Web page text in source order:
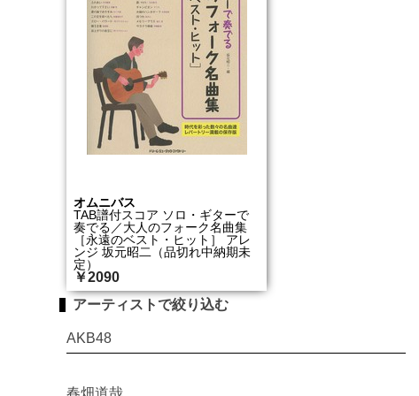
オムニバス
TAB譜付スコア ソロ・ギターで
奏でる／大人のフォーク名曲集
［永遠のベスト・ヒット］ アレ
ンジ 坂元昭二（品切れ中納期未
定）
￥2090
アーティストで絞り込む
AKB48
春畑道哉